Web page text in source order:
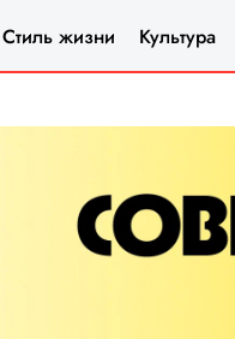
Стиль жизни Культура